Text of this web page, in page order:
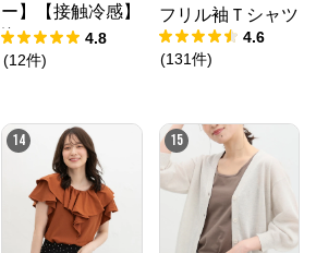
ー】【接触冷感】
海のいきものアッ
プリケ半袖Tシャ
4.8
(12件)
フリル袖Ｔシャツ
4.6
(131件)
14 15